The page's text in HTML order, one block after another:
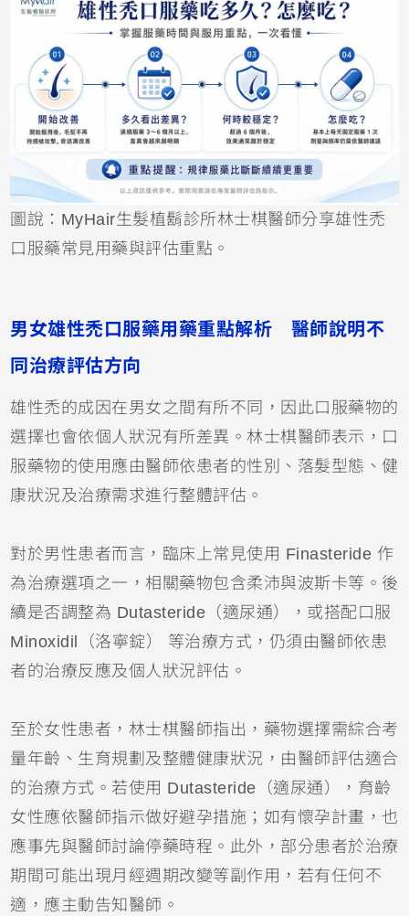
圖說：MyHair生髮植鬍診所林士棋醫師分享雄性禿
口服藥常見用藥與評估重點。
男女雄性禿口服藥用藥重點解析 醫師說明不
同治療評估方向
雄性禿的成因在男女之間有所不同，因此口服藥物的
選擇也會依個人狀況有所差異。林士棋醫師表示，口
服藥物的使用應由醫師依患者的性別、落髮型態、健
康狀況及治療需求進行整體評估。
對於男性患者而言，臨床上常見使用 Finasteride 作
為治療選項之一，相關藥物包含柔沛與波斯卡等。後
續是否調整為 Dutasteride（適尿通），或搭配口服
Minoxidil（洛寧錠） 等治療方式，仍須由醫師依患
者的治療反應及個人狀況評估。
至於女性患者，林士棋醫師指出，藥物選擇需綜合考
量年齡、生育規劃及整體健康狀況，由醫師評估適合
的治療方式。若使用 Dutasteride（適尿通），育齡
女性應依醫師指示做好避孕措施；如有懷孕計畫，也
應事先與醫師討論停藥時程。此外，部分患者於治療
期間可能出現月經週期改變等副作用，若有任何不
適，應主動告知醫師。